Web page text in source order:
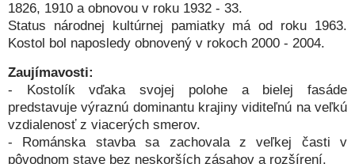
1826, 1910 a obnovou v roku 1932 - 33.
Status národnej kultúrnej pamiatky má od roku 1963.
Kostol bol naposledy obnovený v rokoch 2000 - 2004.
Zaujímavosti:
- Kostolík vďaka svojej polohe a bielej fasáde
predstavuje výraznú dominantu krajiny viditeľnú na veľkú
vzdialenosť z viacerých smerov.
- Románska stavba sa zachovala z veľkej časti v
pôvodnom stave bez neskorších zásahov a rozšírení.